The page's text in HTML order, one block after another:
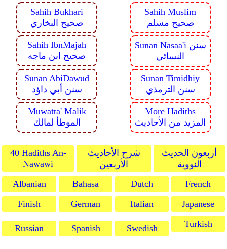
Sahih Bukhari
صحيح البخاري
Sahih Muslim
صحيح مسلم
Sahih IbnMajah
صحيح ابن ماجه
Sunan Nasaa'i سنن
النسائي
Sunan AbiDawud
سنن أبي داؤد
Sunan Timidhiy
سنن الترمذي
Muwatta' Malik
الموطأ لمالك
More Hadiths
المزيد من الأحاديث
40 Hadiths An-
Nawawi
شرح الأحاديث
الأربعين
أربعون الحديث
النووية
Albanian
Bahasa Dutch
French
Finish
German Italian Japanese
Russian Spanish Swedish Turkish